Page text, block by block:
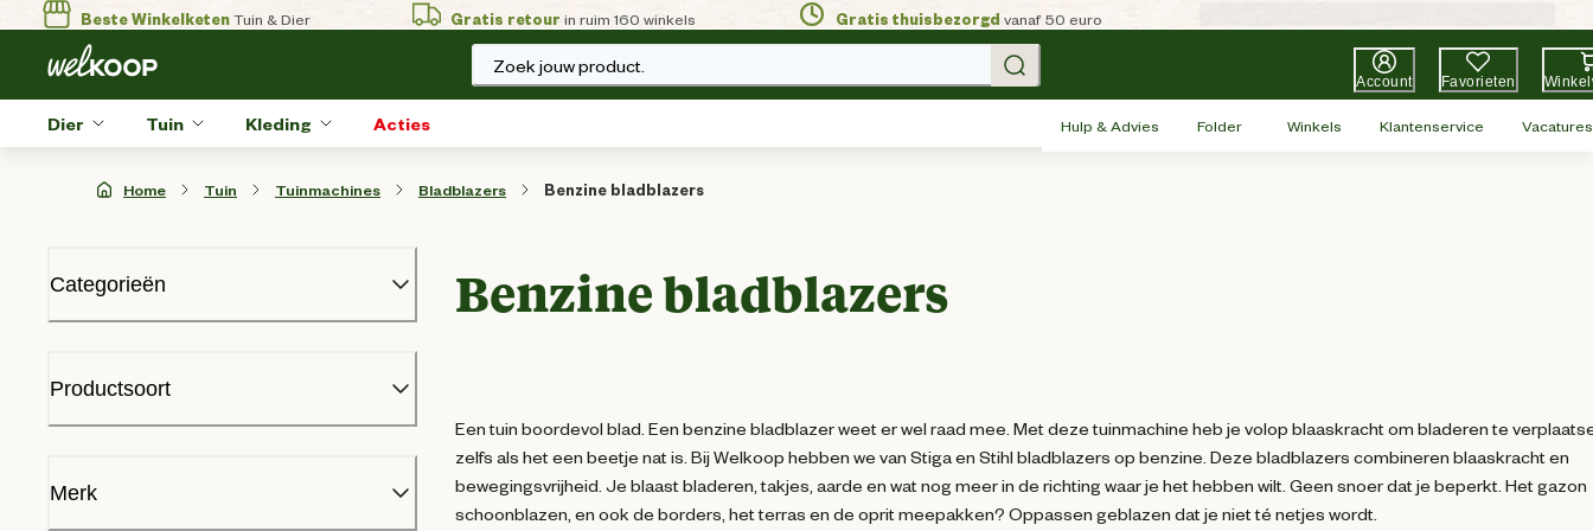
Beste WinkelketenTuin & Dier Gratis retour in ruim 160 winkels Gratis thuisbezorgd vanaf 50 euro
Zoek jouw product.
Account Favorieten
Dier Tuin Kleding Acties Hulp & Advies Folder Winkels Klantenservice Vacatures
Home Tuin Tuinmachines Bladblazers Benzine bladblazers
Categorieën
Benzine bladblazers
Elektrische bladblazers
Grasmaaiers
Productsoort
Merk
Benzine bladblazers
Een tuin boordevol blad. Een benzine bladblazer weet er wel raad mee. Met deze tuinmachine heb je volop blaaskracht om bladeren te
zelfs als het een beetje nat is. Bij Welkoop hebben we van Stiga en Stihl bladblazers op benzine. Deze bladblazers combineren blaaskracht en
bewegingsvrijheid. Je blaast bladeren, takjes, aarde en wat nog meer in de richting waar je het hebben wilt. Geen snoer dat je beperkt. Het gazon
schoonblazen, en ook de borders, het terras en de oprit meepakken? Oppassen geblazen dat je niet té netjes wordt.